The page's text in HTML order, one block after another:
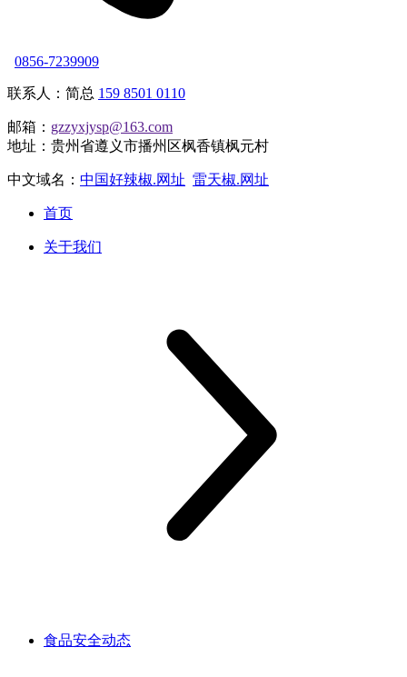
0856-7239909
联系人：简总 159 8501 0110
邮箱： gzzyxjysp@163.com
地址：贵州省遵义市播州区枫香镇枫元村
中文域名： 中国好辣椒.网址 雷天椒.网址
首页
关于我们
食品安全动态